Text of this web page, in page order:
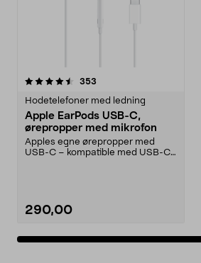
353
Hodetelefoner med ledning
Apple EarPods USB-C,
ørepropper med mikrofon
Apples egne ørepropper med
USB-C – kompatible med USB-C-
290,00
4.5 av 5 stjerner